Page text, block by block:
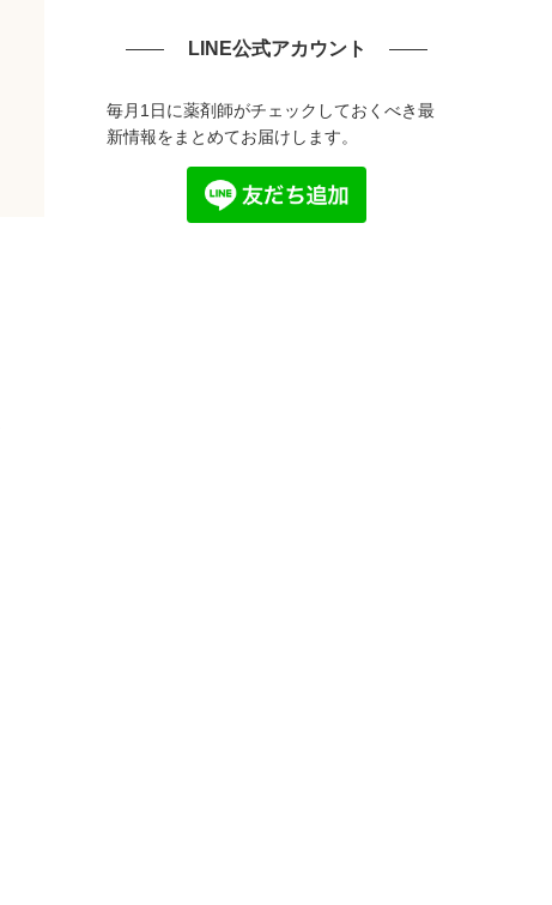
LINE公式アカウント
毎月1日に薬剤師がチェックしておくべき最
新情報をまとめてお届けします。